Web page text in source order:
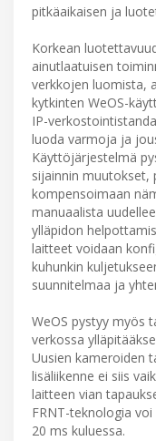
pitkäaikaisen ja
Korkean
ainutlaatuisen
verkkojen luomista,
kytkinten WeOS-
IP-
luoda varmoja ja
Käyttöjärjestelmä
sijainnin muutokset,
kompensoimaan
manuaalista
ylläpidon
laitteet voidaan
kuhunkin
suunnitelmaa ja
WeOS pystyy myös
verkossa
Uusien kameroiden
lisäliikenne ei siis
laitteen vian
FRNT-teknologia
20 ms kuluessa.